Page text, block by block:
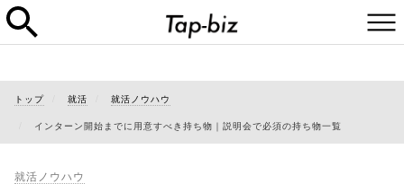
トップ 就活 就活ノウハウ
インターン開始までに用意すべき持ち物｜説明会で必須の持ち物一覧
就活ノウハウ